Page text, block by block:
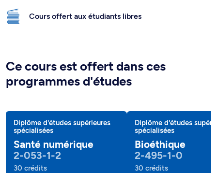
Cours offert aux étudiants libres
Ce cours est offert dans ces
programmes d'études
Diplôme d'études supérieures
spécialisées
Santé numérique
2-053-1-2
30 crédits
Diplôme d'études
spécialisées
Bioéthique
2-495-1-0
30 crédits